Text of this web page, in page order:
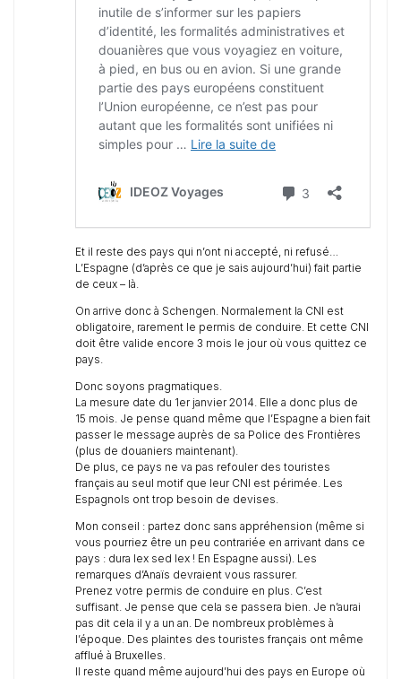
Et il reste des pays qui n’ont ni accepté, ni refusé…
L’Espagne (d’après ce que je sais aujourd’hui) fait partie
de ceux – là.
On arrive donc à Schengen. Normalement la CNI est
obligatoire, rarement le permis de conduire. Et cette CNI
doit être valide encore 3 mois le jour où vous quittez ce
pays.
Donc soyons pragmatiques.
La mesure date du 1er janvier 2014. Elle a donc plus de
15 mois. Je pense quand même que l’Espagne a bien fait
passer le message auprès de sa Police des Frontières
(plus de douaniers maintenant).
De plus, ce pays ne va pas refouler des touristes
français au seul motif que leur CNI est périmée. Les
Espagnols ont trop besoin de devises.
Mon conseil : partez donc sans appréhension (même si
vous pourriez être un peu contrariée en arrivant dans ce
pays : dura lex sed lex ! En Espagne aussi). Les
remarques d’Anaïs devraient vous rassurer.
Prenez votre permis de conduire en plus. C’est
suffisant. Je pense que cela se passera bien. Je n’aurai
pas dit cela il y a un an. De nombreux problèmes à
l’époque. Des plaintes des touristes français ont même
afflué à Bruxelles.
Il reste quand même aujourd’hui des pays en Europe où